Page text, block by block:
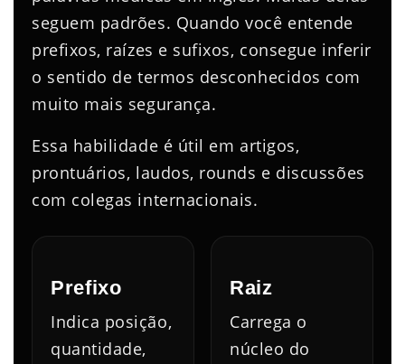
seguem padrões. Quando você entende
prefixos, raízes e sufixos, consegue inferir
o sentido de termos desconhecidos com
muito mais segurança.
Essa habilidade é útil em artigos,
prontuários, laudos, rounds e discussões
com colegas internacionais.
Prefixo
Indica posição,
quantidade,
Raiz
Carrega o
núcleo do